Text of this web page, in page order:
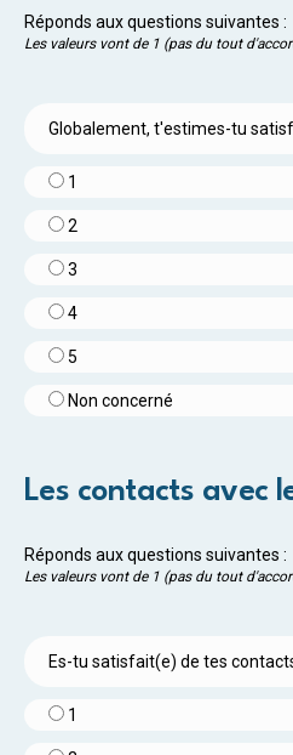
Réponds aux questions suivantes :
Les valeurs vont de 1 (pas du tout
Globalement, t'estimes-tu
1
2
3
4
5
Non concerné
Les contacts avec
Réponds aux questions suivantes :
Les valeurs vont de 1 (pas du tout
Es-tu satisfait(e) de tes
1